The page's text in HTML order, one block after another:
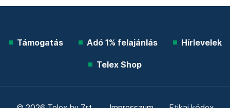
Támogatás Adó 1% felajánlás Hírlevelek
Telex Shop